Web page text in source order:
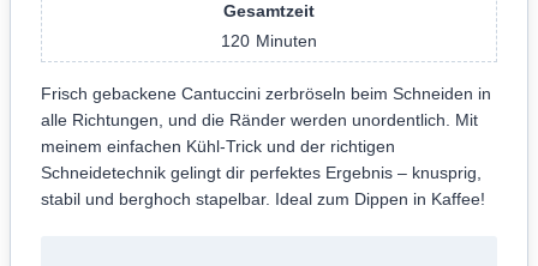
Gesamtzeit
120 Minuten
Frisch gebackene Cantuccini zerbröseln beim Schneiden in
alle Richtungen, und die Ränder werden unordentlich. Mit
meinem einfachen Kühl-Trick und der richtigen
Schneidetechnik gelingt dir perfektes Ergebnis – knusprig,
stabil und berghoch stapelbar. Ideal zum Dippen in Kaffee!